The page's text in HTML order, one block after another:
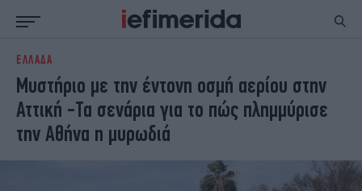
ΕΙΔΗΣΕΙΣ
NON PAPER
ΕΛΛΑΔΑ
ΟΙΚΟΝΟΜΙΑ
ΚΟΣΜΟΣ
ΠΟΛΙΤΙΣΜΟΣ
ΖΩΗ
ΣΠΟΡ
ENGLISH EDITION
ΕΛΛΑΔΑ
Μυστήριο με την έντονη οσμή αερίου στην
Αττική -Τα σενάρια για το πώς πλημμύρισε
την Αθήνα η μυρωδιά